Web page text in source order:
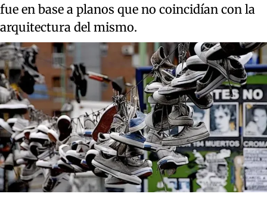
fue en base a planos que no coincidían con la
arquitectura del mismo.